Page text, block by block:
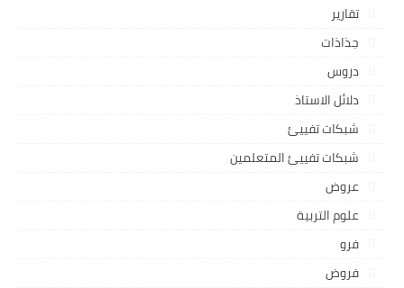
تقارير
جذاذات
دروس
دلائل الاستاذ
شبكات تفييئ
شبكات تفييئ المتعلمين
عروض
علوم التربية
فرو
فروض